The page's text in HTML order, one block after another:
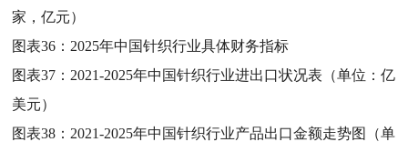
家，亿元）
图表36： 2025年中国针织行业具体财务指标
图表37： 2021-2025年中国针织行业进出口状况表（单位：亿
美元）
图表38： 2021-2025年中国针织行业产品出口金额走势图（单